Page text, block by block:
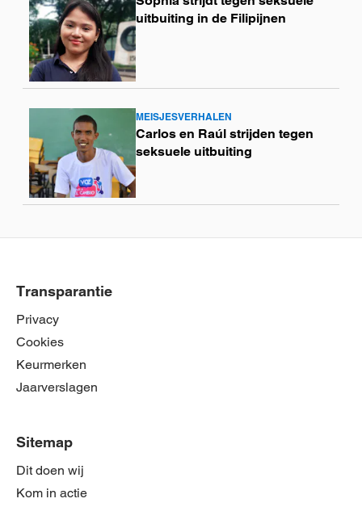
uitbuiting in de Filipijnen
Lees
meer
MEISJESVERHALEN
Carlos en Raúl strijden tegen
seksuele uitbuiting
meer
Transparantie
Privacy
Cookies
Keurmerken
Jaarverslagen
Sitemap
Dit doen wij
Kom in actie